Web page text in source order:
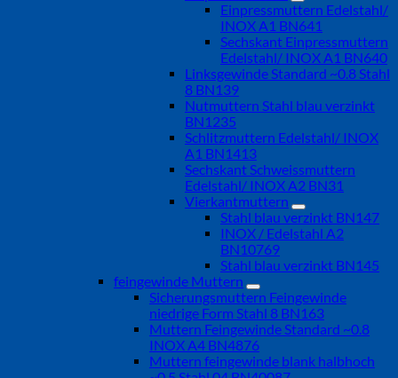
Einpressmuttern Edelstahl/
INOX A1 BN641
Sechskant Einpressmuttern
Edelstahl/ INOX A1 BN640
Linksgewinde Standard ~0.8 Stahl
8 BN139
Nutmuttern Stahl blau verzinkt
BN1235
Schlitzmuttern Edelstahl/ INOX
A1 BN1413
Sechskant Schweissmuttern
Edelstahl/ INOX A2 BN31
Vierkantmuttern
Stahl blau verzinkt BN147
INOX / Edelstahl A2
BN10769
Stahl blau verzinkt BN145
feingewinde Muttern
Sicherungsmuttern Feingewinde
niedrige Form Stahl 8 BN163
Muttern Feingewinde Standard ~0.8
INOX A4 BN4876
Muttern feingewinde blank halbhoch